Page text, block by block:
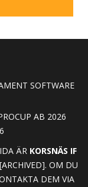
SOFTWARE
AB 2026
ÄR KORSNÄS IF
OM DU
DEM VIA